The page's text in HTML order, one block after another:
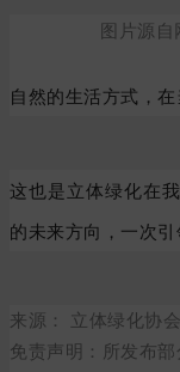
图片源
自然的生活方式，
这也是立体绿化在
的未来方向，一次引
来源： 立体绿化协
免责声明：
所发布